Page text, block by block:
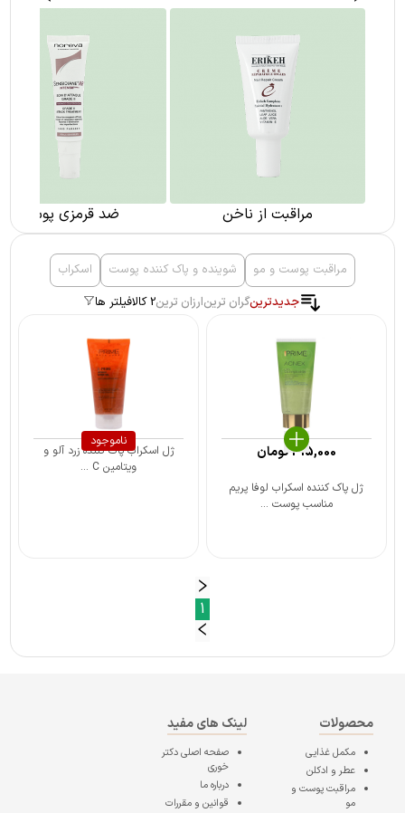
مراقبت از ناخن ضد قرمزی پوست
مراقبت پوست و مو شوینده و پاک کننده پوست
اسکراب
جدیدترینگران ترینارزان ترین2 کالا فیلتر ها
ژل پاک کننده اسکراب لوفا پریم
مناسب پوست ...
315,000تومان
ناموجود
ژل اسکراب پاک کننده زرد آلو و
ویتامین C ...
1
محصولات
مکمل غذایی
عطر و ادکلن
مراقبت پوست و
مو
لینک های مفید
صفحه اصلیدکتر
خوری
درباره ما
قوانین و مقررات